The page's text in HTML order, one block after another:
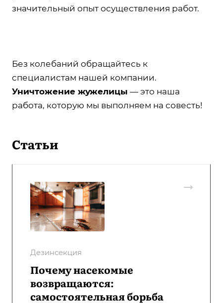
значительный опыт осуществления работ.
Без колебаний обращайтесь к
специалистам нашей компании.
Уничтожение жужелицы — это наша
работа, которую мы выполняем на совесть!
Статьи
Дезинсекция
Почему насекомые
возвращаются:
самостоятельная борьба